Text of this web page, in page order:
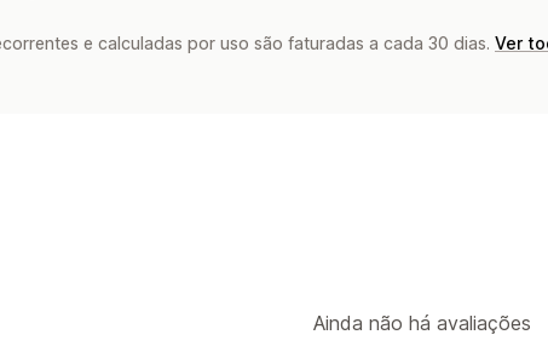
e calculadas por uso são faturadas a cada 30 dias. Ver
Ainda não há avaliações